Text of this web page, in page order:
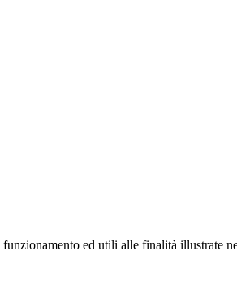
ed utili alle finalità illustrate